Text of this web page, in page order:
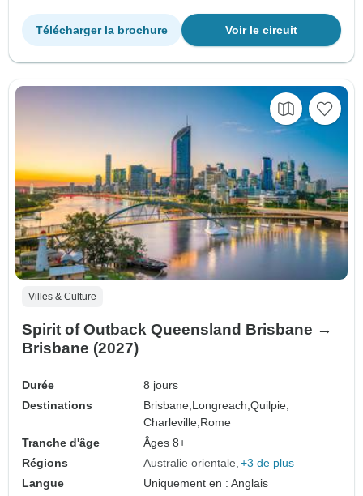
Voir le circuit
Télécharger la brochure
Villes & Culture
Spirit of Outback Queensland Brisbane →
Brisbane (2027)
Durée
8 jours
Destinations
Brisbane,Longreach,Quilpie,
Charleville,Rome
Tranche d'âge
Âges 8+
Régions
Australie orientale +3 de plus
Langue
Uniquement en : Anglais